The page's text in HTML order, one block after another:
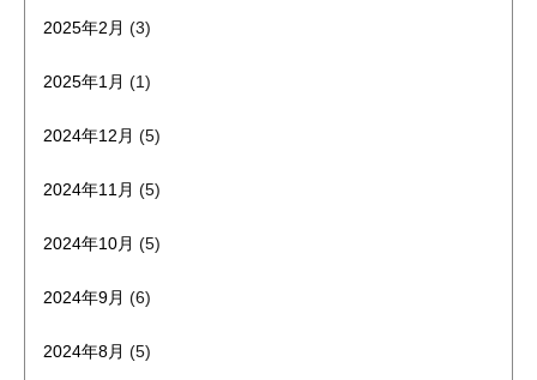
2025年2月 (3)
2025年1月 (1)
2024年12月 (5)
2024年11月 (5)
2024年10月 (5)
2024年9月 (6)
2024年8月 (5)